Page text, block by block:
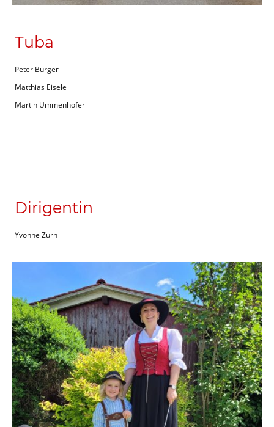
Tuba
Peter Burger
Matthias Eisele
Martin Ummenhofer
Dirigentin
Yvonne Zürn